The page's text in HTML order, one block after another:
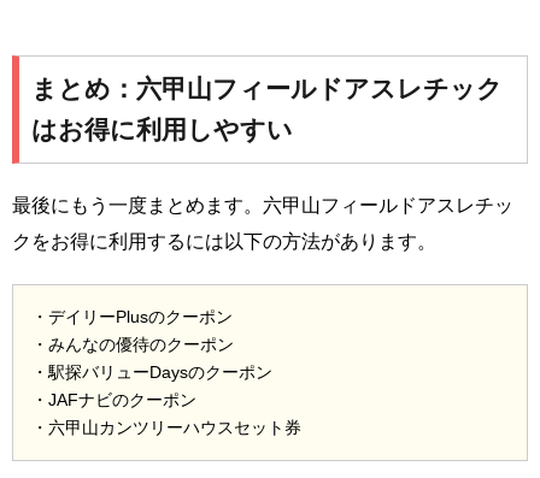
まとめ：六甲山フィールドアスレチック
はお得に利用しやすい
最後にもう一度まとめます。六甲山フィールドアスレチッ
クをお得に利用するには以下の方法があります。
・デイリーPlusのクーポン
・みんなの優待のクーポン
・駅探バリューDaysのクーポン
・JAFナビのクーポン
・六甲山カンツリーハウスセット券